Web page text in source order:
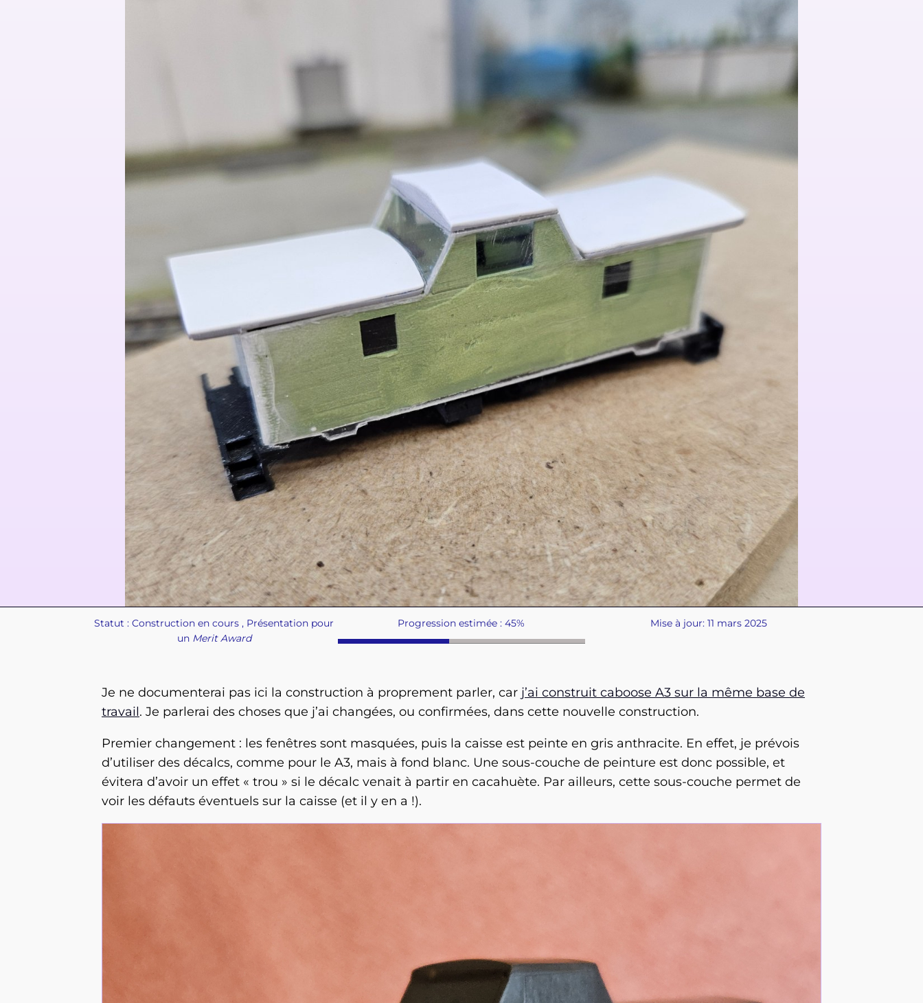
Statut :Construction en cours , Présentation pour
un Merit Award
Progression estimée : 45% Mise à jour: 11 mars 2025
Je ne documenterai pas ici la construction à proprement parler, car j’ai construit caboose A3 sur la même base de
travail. Je parlerai des choses que j’ai changées, ou confirmées, dans cette nouvelle construction.
Premier changement : les fenêtres sont masquées, puis la caisse est peinte en gris anthracite. En effet, je prévois
d’utiliser des décalcs, comme pour le A3, mais à fond blanc. Une sous-couche de peinture est donc possible, et
évitera d’avoir un effet « trou » si le décalc venait à partir en cacahuète. Par ailleurs, cette sous-couche permet de
voir les défauts éventuels sur la caisse (et il y en a !).